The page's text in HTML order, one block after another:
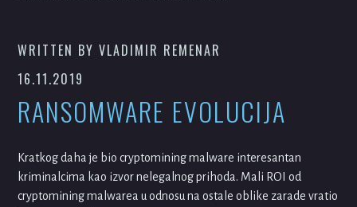
WRITTEN BYVLADIMIR REMENAR
16.11.2019
RANSOMWARE EVOLUCIJA
Kratkog daha je bio cryptomining malware interesantan
kriminalcima kao izvor nelegalnog prihoda. Mali ROI od
cryptomining malwarea u odnosu na ostale oblike zarade vratio